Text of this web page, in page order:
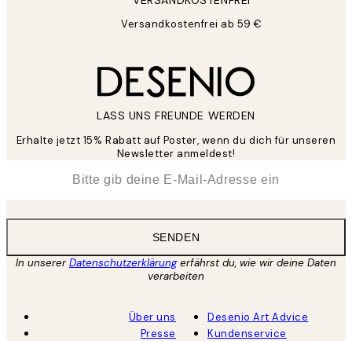
Versandkostenfrei ab 59 €
LASS UNS FREUNDE WERDEN
Erhalte jetzt 15% Rabatt auf Poster, wenn du dich für unseren
Newsletter anmeldest!
SENDEN
In unsererDatenschutzerklärungerfährst du, wie wir deine Daten
verarbeiten
Über uns
Presse
Desenio Art Advice
Kundenservice